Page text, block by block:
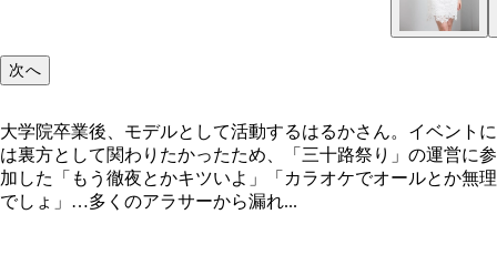
大学院卒業後、モデルとして活動するはるかさん
次へ
大学院卒業後、モデルとして活動するはるかさん。イベントに
は裏方として関わりたかったため、「三十路祭り」の運営に参
加した「もう徹夜とかキツいよ」「カラオケでオールとか無理
でしょ」…多くのアラサーから漏れ...